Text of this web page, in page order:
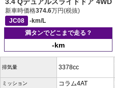
3.4 Qデュアルスライドドア 4WD
新車時価格374.6万円(税抜)
JC08
-km/L
満タンでどこまで走る？
-km
排気量 3378cc
ミッション コラム4AT